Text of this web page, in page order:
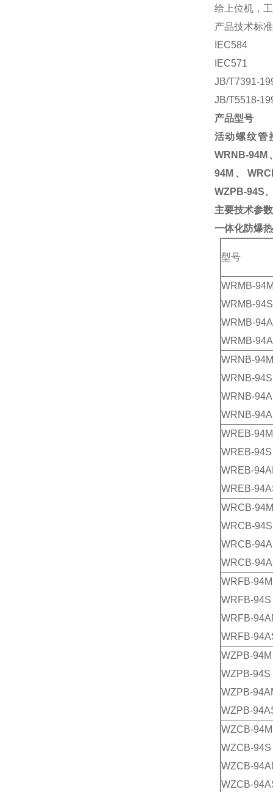
给上位机，
产品技术标准
IEC584
IEC571
JB/T7391-
JB/T5518-
产品型号
活动螺纹管
WRNB-94M
94M、
WZPB-94S
主要技术参
一体化防爆
型号
WRMB-
WRMB-94S
WRMB-
WRMB-
WRNB-94M
WRNB-94S
WRNB-
WRNB-
WREB-94M
WREB-94S
WREB-
WREB-
WRCB-94M
WRCB-94S
WRCB-
WRCB-
WRFB-94M
WRFB-94S
WRFB-
WRFB-
WZPB-94M
WZPB-94S
WZPB-
WZPB-
WZCB-94M
WZCB-94S
WZCB-
WZCB-